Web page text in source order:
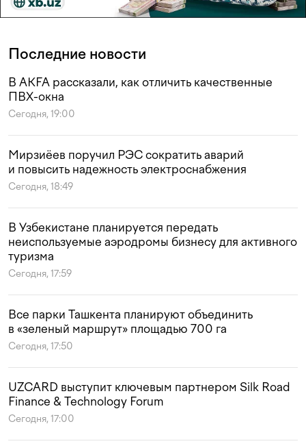
Последние новости
В AKFA рассказали, как отличить качественные
ПВХ-окна
Сегодня, 19:00
Мирзиёев поручил РЭС сократить аварий
и повысить надежность электроснабжения
Сегодня, 18:49
В Узбекистане планируется передать
неиспользуемые аэродромы бизнесу для активного
туризма
Сегодня, 17:59
Все парки Ташкента планируют объединить
в «зеленый маршрут» площадью 700 га
Сегодня, 17:50
UZCARD выступит ключевым партнером Silk Road
Finance & Technology Forum
Сегодня, 17:00